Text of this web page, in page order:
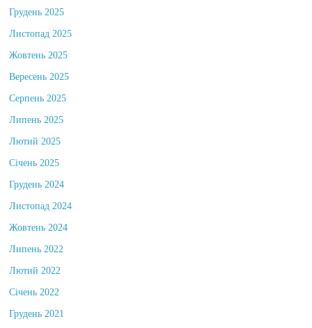
Грудень 2025
Листопад 2025
Жовтень 2025
Вересень 2025
Серпень 2025
Липень 2025
Лютий 2025
Січень 2025
Грудень 2024
Листопад 2024
Жовтень 2024
Липень 2022
Лютий 2022
Січень 2022
Грудень 2021